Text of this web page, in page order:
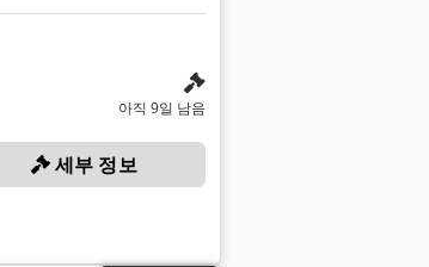
아직 9일 남음
세부 정보